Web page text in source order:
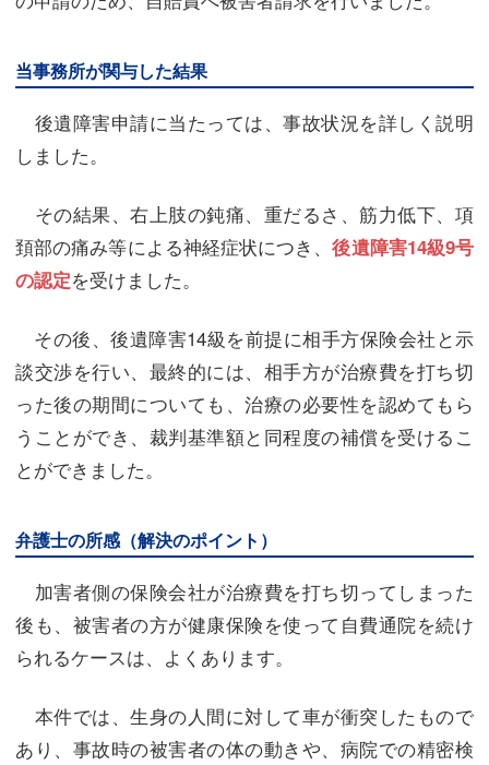
当事務所が関与した結果
後遺障害申請に当たっては、事故状況を詳しく説明
しました。
その結果、右上肢の鈍痛、重だるさ、筋力低下、項
頚部の痛み等による神経症状につき、後遺障害14級9号
の認定を受けました。
その後、後遺障害14級を前提に相手方保険会社と示
談交渉を行い、最終的には、相手方が治療費を打ち切
った後の期間についても、治療の必要性を認めてもら
うことができ、裁判基準額と同程度の補償を受けるこ
とができました。
弁護士の所感（解決のポイント）
加害者側の保険会社が治療費を打ち切ってしまった
後も、被害者の方が健康保険を使って自費通院を続け
られるケースは、よくあります。
本件では、生身の人間に対して車が衝突したもので
あり、事故時の被害者の体の動きや、病院での精密検